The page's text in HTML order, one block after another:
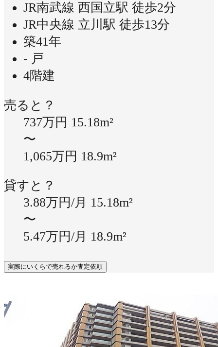
JR南武線 西国立駅 徒歩2分
JR中央線 立川駅 徒歩13分
築41年
- 戸
4階建
売ると？
737万円 15.18m²
〜
1,065万円 18.9m²
貸すと？
3.88万円/月 15.18m²
〜
5.47万円/月 18.9m²
実際にいくらで売れるか査定依頼